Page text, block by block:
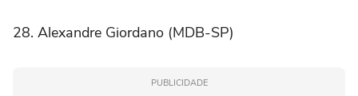
28. Alexandre Giordano (MDB-SP)
PUBLICIDADE